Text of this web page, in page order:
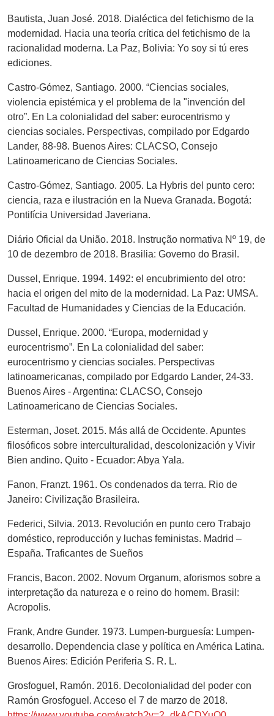
Bautista, Juan José. 2018. Dialéctica del fetichismo de la
modernidad. Hacia una teoría crítica del fetichismo de la
racionalidad moderna. La Paz, Bolivia: Yo soy si tú eres
ediciones.
Castro-Gómez, Santiago. 2000. “Ciencias sociales,
violencia epistémica y el problema de la "invención del
otro”. En La colonialidad del saber: eurocentrismo y
ciencias sociales. Perspectivas, compilado por Edgardo
Lander, 88-98. Buenos Aires: CLACSO, Consejo
Latinoamericano de Ciencias Sociales.
Castro-Gómez, Santiago. 2005. La Hybris del punto cero:
ciencia, raza e ilustración en la Nueva Granada. Bogotá:
Pontifícia Universidad Javeriana.
Diário Oficial da União. 2018. Instrução normativa Nº 19, de
10 de dezembro de 2018. Brasilia: Governo do Brasil.
Dussel, Enrique. 1994. 1492: el encubrimiento del otro:
hacia el origen del mito de la modernidad. La Paz: UMSA.
Facultad de Humanidades y Ciencias de la Educación.
Dussel, Enrique. 2000. “Europa, modernidad y
eurocentrismo”. En La colonialidad del saber:
eurocentrismo y ciencias sociales. Perspectivas
latinoamericanas, compilado por Edgardo Lander, 24-33.
Buenos Aires - Argentina: CLACSO, Consejo
Latinoamericano de Ciencias Sociales.
Esterman, Joset. 2015. Más allá de Occidente. Apuntes
filosóficos sobre interculturalidad, descolonización y Vivir
Bien andino. Quito - Ecuador: Abya Yala.
Fanon, Franzt. 1961. Os condenados da terra. Rio de
Janeiro: Civilização Brasileira.
Federici, Silvia. 2013. Revolución en punto cero Trabajo
doméstico, reproducción y luchas feministas. Madrid –
España. Traficantes de Sueños
Francis, Bacon. 2002. Novum Organum, aforismos sobre a
interpretação da natureza e o reino do homem. Brasil:
Acropolis.
Frank, Andre Gunder. 1973. Lumpen-burguesía: Lumpen-
desarrollo. Dependencia clase y política en América Latina.
Buenos Aires: Edición Periferia S. R. L.
Grosfoguel, Ramón. 2016. Decolonialidad del poder con
Ramón Grosfoguel. Acceso el 7 de marzo de 2018.